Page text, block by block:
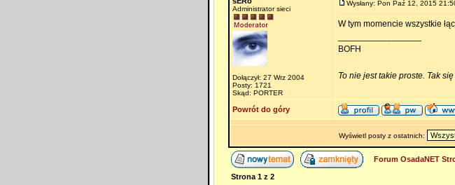
Administrator sieci
Dołączył: 27 Wrz 2004
Posty: 1721
Skąd: PORTER
Wysłany: Pon Paź 12, 2015
W tym momencie wszystkie
BOFH
To nie jest takie proste. Tak
Powrót do góry
Wyświetl posty z ostatnich:
Forum OsadaNET
Strona 1z 2